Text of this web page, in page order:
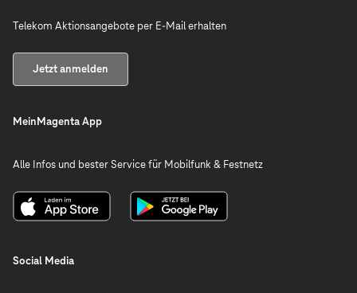
Telekom Aktionsangebote per E-Mail erhalten
Jetzt anmelden
MeinMagenta App
Alle Infos und bester Service für Mobilfunk & Festnetz
Social Media